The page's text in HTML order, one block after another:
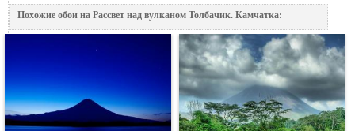
Похожие обои на Рассвет над вулканом Толбачик. Камчатка: